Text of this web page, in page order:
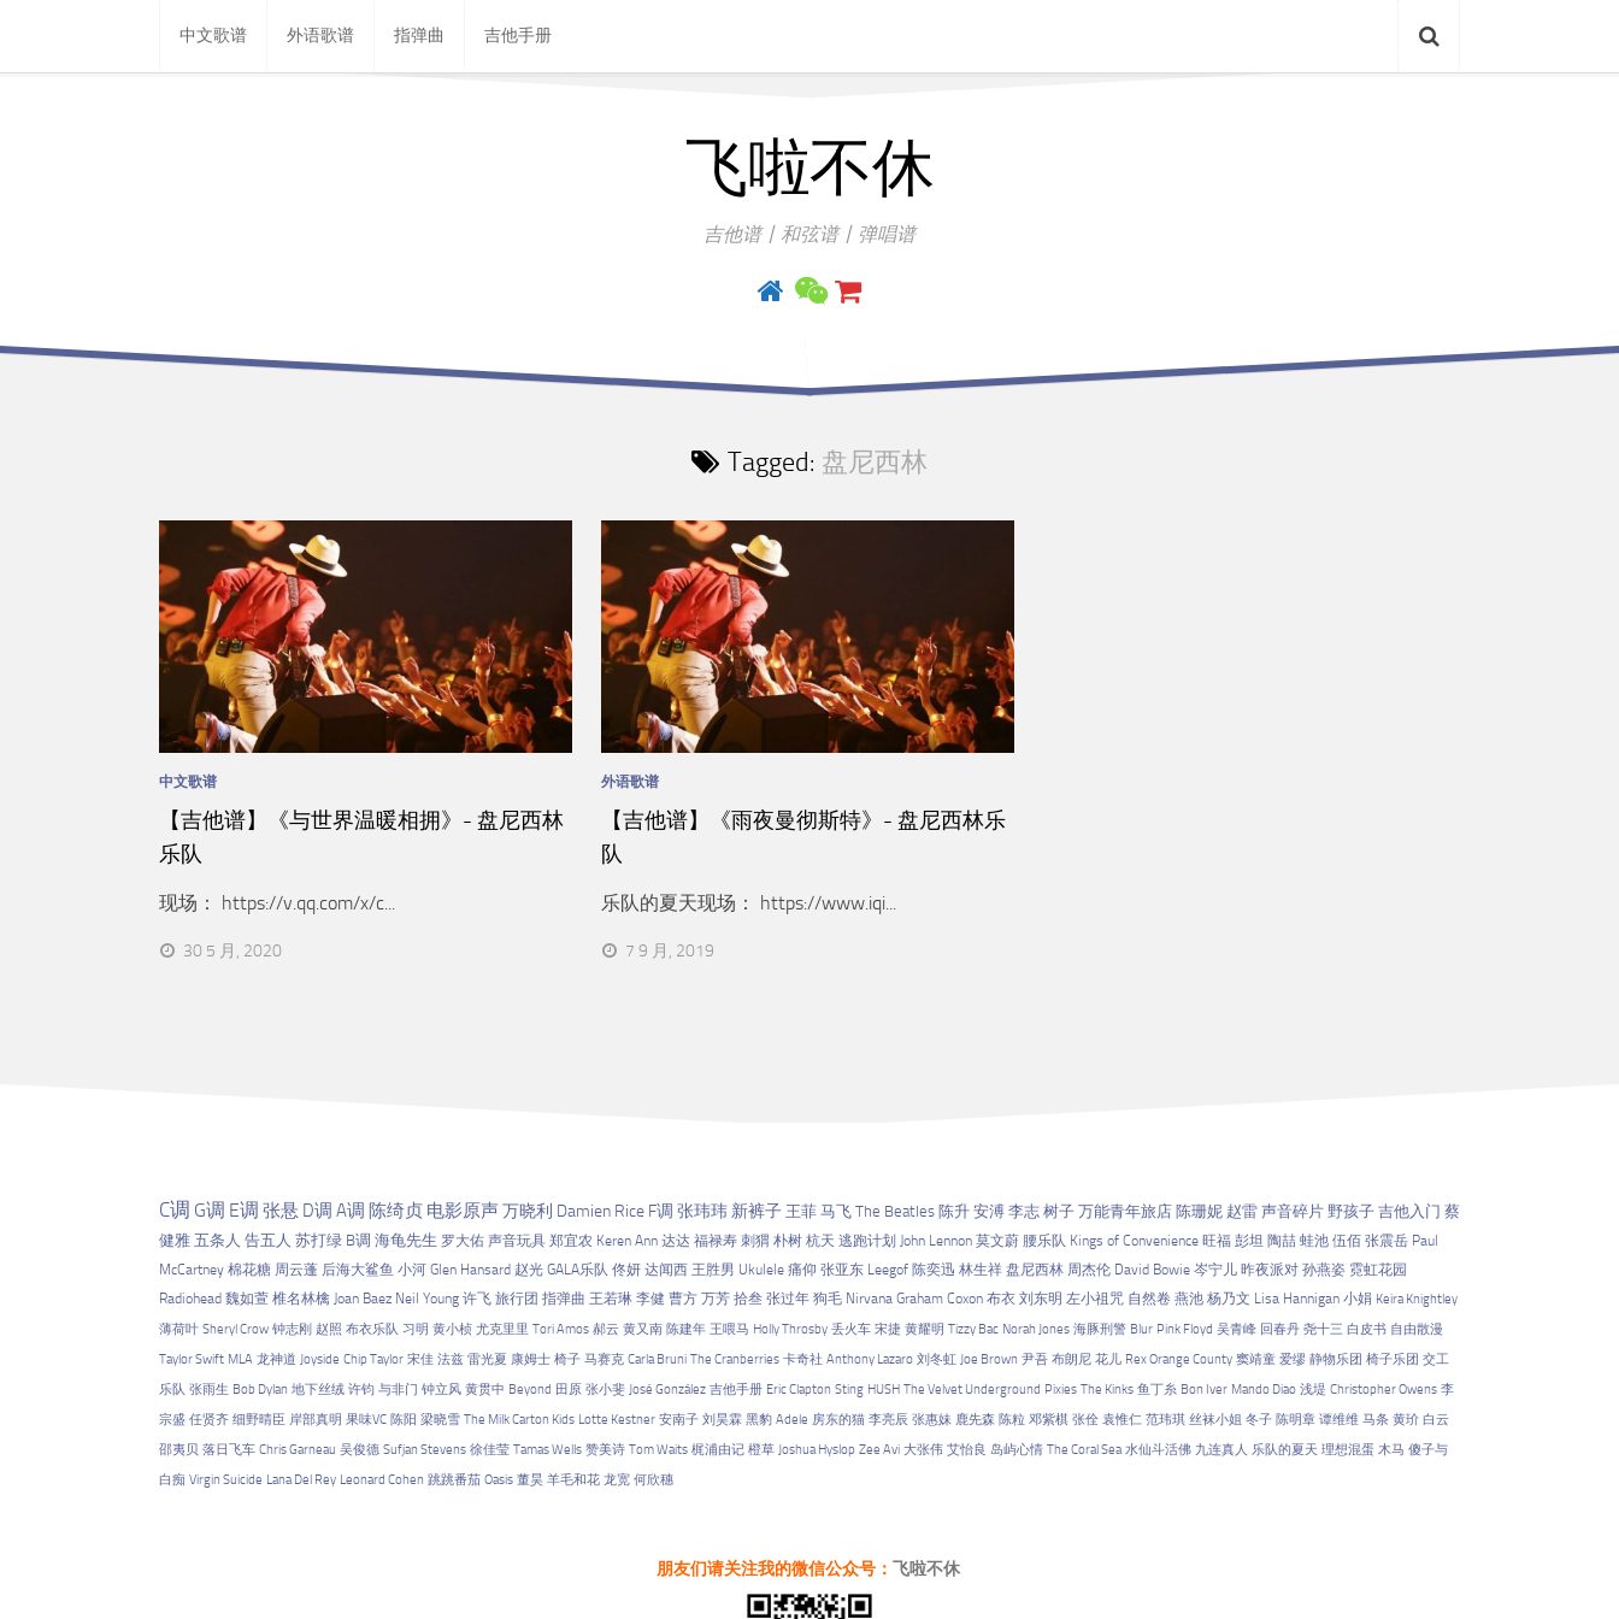
中文歌谱 外语歌谱 指弹曲 吉他手册
飞啦不休
吉他谱丨和弦谱丨弹唱谱
Tagged: 盘尼西林
中文歌谱
【吉他谱】《与世界温暖相拥》- 盘尼西林
乐队
现场： https://v.qq.com/x/c...
30 5 月, 2020
外语歌谱
【吉他谱】《雨夜曼彻斯特》- 盘尼西林乐
队
乐队的夏天现场： https://www.iqi...
7 9 月, 2019
C调 G调 E调 张悬 D调 A调 陈绮贞 电影原声万晓利 Damien Rice F调 张玮玮 新裤子 王菲马飞 The Beatles 陈升 安溥 李志 树子 万能青年旅店 陈珊妮 赵雷 声音碎片 野孩子 吉他入门 蔡
健雅 五条人 告五人 苏打绿 B调 海龟先生 罗大佑 声音玩具 郑宜农 Keren Ann 达达 福禄寿 刺猬 朴树 杭天 逃跑计划 John Lennon 莫文蔚 腰乐队 Kings of Convenience 旺福 彭坦 陶喆 蛙池 伍佰 张震岳 Paul
McCartney 棉花糖 周云蓬 后海大鲨鱼 小河 Glen Hansard 赵光 GALA乐队 佟妍 达闻西 王胜男 Ukulele 痛仰 张亚东 Leegof 陈奕迅 林生祥 盘尼西林 周杰伦 David Bowie 岑宁儿 昨夜派对 孙燕姿 霓虹花园
Radiohead 魏如萱 椎名林檎 Joan Baez Neil Young 许飞 旅行团 指弹曲 王若琳 李健 曹方 万芳 拾叁 张过年 狗毛 Nirvana Graham Coxon 布衣 刘东明 左小祖咒 自然卷 燕池 杨乃文 Lisa Hannigan 小娟 Keira Knightley
薄荷叶 Sheryl Crow 钟志刚 赵照 布衣乐队 习明 黄小桢 尤克里里 Tori Amos 郝云 黄又南 陈建年 王喂马 Holly Throsby 丢火车 宋捷 黄耀明 Tizzy Bac Norah Jones 海豚刑警 Blur Pink Floyd 吴青峰 回春丹 尧十三 白皮书 自由散漫
Taylor Swift MLA 龙神道 Joyside Chip Taylor 宋佳 法兹 雷光夏 康姆士 椅子 马赛克 Carla Bruni The Cranberries 卡奇社 Anthony Lazaro 刘冬虹 Joe Brown 尹吾 布朗尼 花儿 Rex Orange County 窦靖童 爱缪 静物乐团 椅子乐团 交工
乐队 张雨生 Bob Dylan 地下丝绒 许钧 与非门 钟立风 黄贯中 Beyond 田原 张小斐 José González 吉他手册 Eric Clapton Sting HUSH The Velvet Underground Pixies The Kinks 鱼丁糸 Bon Iver Mando Diao 浅堤 Christopher Owens 李
宗盛 任贤齐 细野晴臣 岸部真明 果味VC 陈阳 梁晓雪 The Milk Carton Kids Lotte Kestner 安南子 刘昊霖 黑豹 Adele 房东的猫 李亮辰 张惠妹 鹿先森 陈粒 邓紫棋 张佺 袁惟仁 范玮琪 丝袜小姐 冬子 陈明章 谭维维 马条 黄玠 白云
邵夷贝 落日飞车 Chris Garneau 吴俊德 Sufjan Stevens 徐佳莹 Tamas Wells 赞美诗 Tom Waits 梶浦由记 橙草 Joshua Hyslop Zee Avi 大张伟 艾怡良 岛屿心情 The Coral Sea 水仙斗活佛 九连真人 乐队的夏天 理想混蛋 木马 傻子与
白痴 Virgin Suicide Lana Del Rey Leonard Cohen 跳跳番茄 Oasis 董昊 羊毛和花 龙宽 何欣穗
朋友们请关注我的微信公众号： 飞啦不休